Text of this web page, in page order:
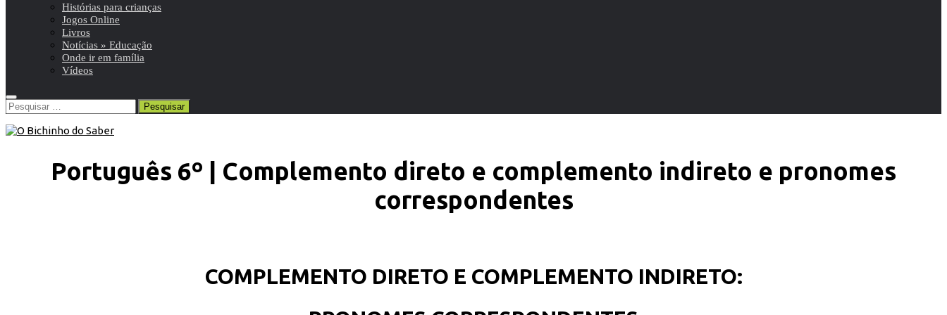
Histórias para crianças
Jogos Online
Livros
Notícias » Educação
Onde ir em família
Vídeos
Pesquisar
por:
Português 6º | Complemento direto e complemento indireto e pronomes
correspondentes
COMPLEMENTO DIRETO E COMPLEMENTO INDIRETO: